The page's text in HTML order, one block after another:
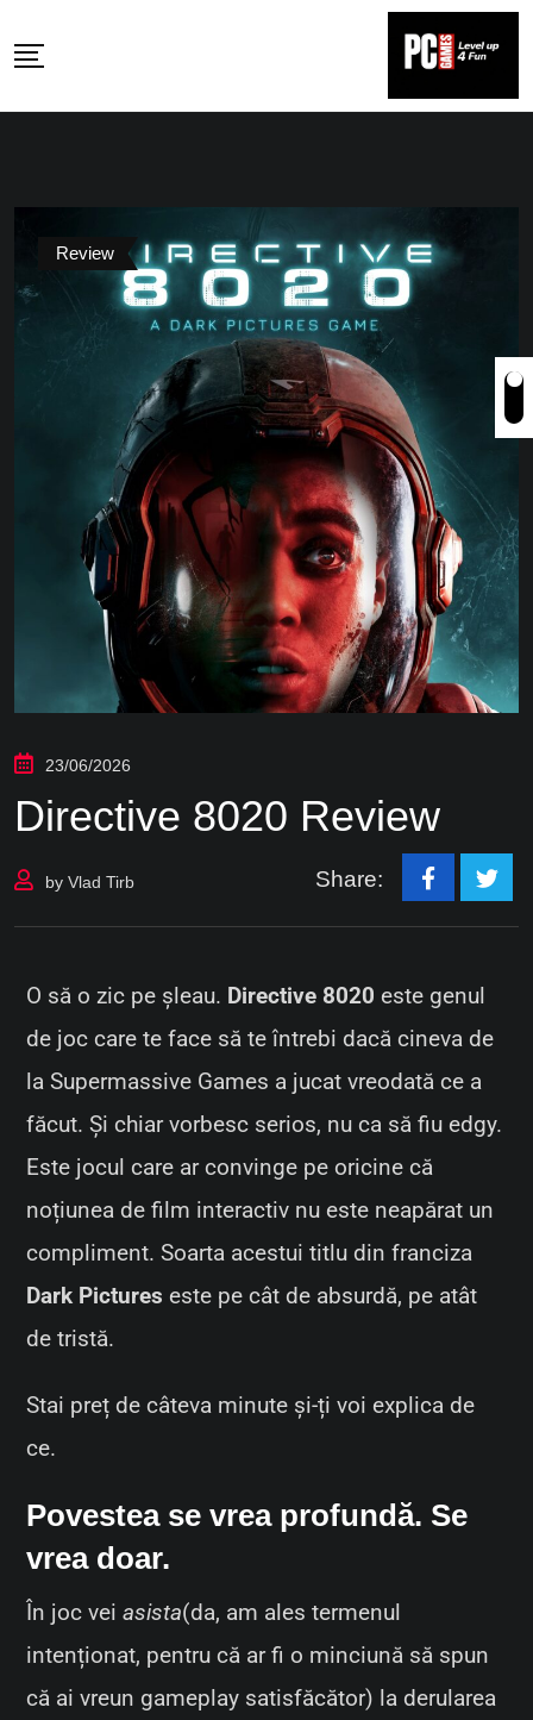
Review
23/06/2026
Directive 8020 Review
by Vlad Tirb Share:
O să o zic pe șleau. Directive 8020 este genul
de joc care te face să te întrebi dacă cineva de
la Supermassive Games a jucat vreodată ce a
făcut. Și chiar vorbesc serios, nu ca să fiu edgy.
Este jocul care ar convinge pe oricine că
noțiunea de film interactiv nu este neapărat un
compliment. Soarta acestui titlu din franciza
Dark Pictures este pe cât de absurdă, pe atât
de tristă.
Stai preț de câteva minute și-ți voi explica de
ce.
Povestea se vrea profundă. Se
vrea doar.
În joc vei asista(da, am ales termenul
intenționat, pentru că ar fi o minciună să spun
că ai vreun gameplay satisfăcător) la derularea